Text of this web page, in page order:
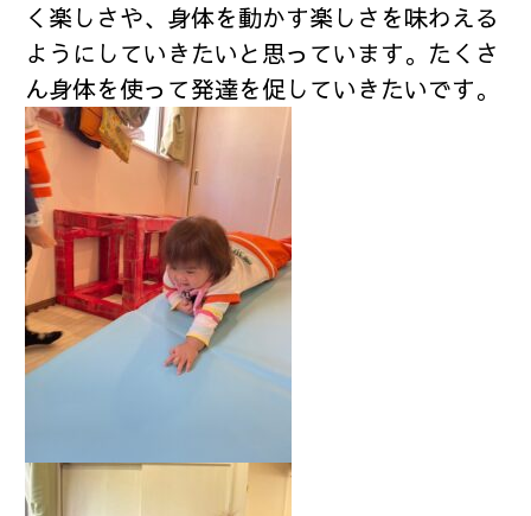
く楽しさや、身体を動かす楽しさを味わえる
ようにしていきたいと思っています。たくさ
ん身体を使って発達を促していきたいです。